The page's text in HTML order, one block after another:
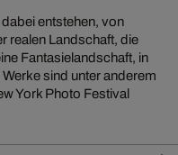
entstehen, von
realen Landschaft, die
Fantasielandschaft, in
sind unter anderem
York Photo Festival